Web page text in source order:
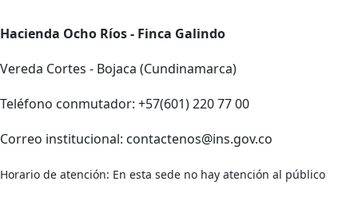
Hacienda Ocho Ríos - Finca Galindo
Vereda Cortes - Bojaca (Cundinamarca)
Teléfono conmutador: +57(601) 220 77 00
Correo institucional: contactenos@ins.gov.co
Horario de atención: En esta sede no hay atención al público